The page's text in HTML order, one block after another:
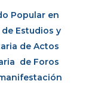
Popular en
Estudios y
de Actos
de Foros